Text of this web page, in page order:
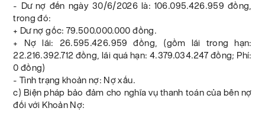
- Dư nợ đến ngày 30/6/2026 là: 106.095.426.959 đồng,
trong đó:
+ Dư nợ gốc: 79.500.000.000 đồng.
+ Nợ lãi: 26.595.426.959 đồng, (gồm lãi trong hạn:
22.216.392.712 đồng, lãi quá hạn: 4.379.034.247 đồng; Phí:
0 đồng)
- Tình trạng khoản nợ: Nợ xấu.
c) Biện pháp bảo đảm cho nghĩa vụ thanh toán của bên nợ
đối với Khoản Nợ: